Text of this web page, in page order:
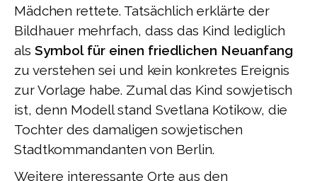
Mädchen rettete. Tatsächlich erklärte der
Bildhauer mehrfach, dass das Kind lediglich
als Symbol für einen friedlichen Neuanfang
zu verstehen sei und kein konkretes Ereignis
zur Vorlage habe. Zumal das Kind sowjetisch
ist, denn Modell stand Svetlana Kotikow, die
Tochter des damaligen sowjetischen
Stadtkommandanten von Berlin.
Weitere interessante Orte aus den